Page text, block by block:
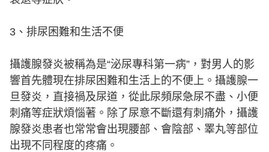
3、排尿困難和生活不便
攝護腺發炎被稱為是“泌尿專科第一病”，對男人的影
響首先體現在排尿困難和生活上的不便上。攝護腺一
旦發炎，直接禍及尿道，從此尿頻尿急尿不盡、小便
刺痛等症狀煩惱著。除了尿意不斷還有刺痛外，攝護
腺發炎患者也常常會出現腰部、會陰部、睪丸等部位
出現不同程度的疼痛。